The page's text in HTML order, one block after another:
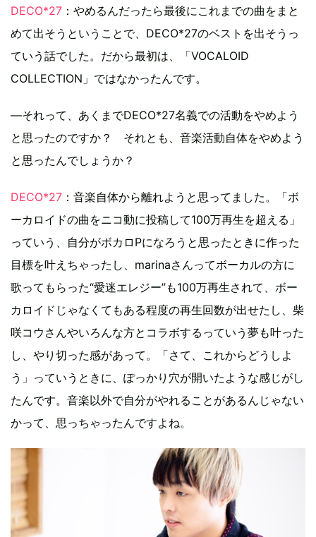
DECO*27 ：やめるんだったら最後にこれまでの曲をまと
めて出そうということで、DECO*27のベストを出そうっ
ていう話でした。だから最初は、「VOCALOID
COLLECTION」ではなかったんです。
―それって、あくまでDECO*27名義での活動をやめよう
と思ったのですか？ それとも、音楽活動自体をやめよう
と思ったんでしょうか？
DECO*27 ：音楽自体から離れようと思ってました。「ボ
ーカロイドの曲をニコ動に投稿して100万再生を超える」
っていう、自分がボカロPになろうと思ったときに作った
目標を叶えちゃったし、marinaさんってボーカルの方に
歌ってもらった“愛迷エレジー”も100万再生されて、ボー
カロイドじゃなくてもある程度の再生回数が出せたし、柴
咲コウさんやいろんな方とコラボするっていう夢も叶った
し、やり切った感があって。「さて、これからどうしよ
う」っていうときに、ぽっかり穴が開いたような感じがし
たんです。音楽以外で自分がやれることがあるんじゃない
かって、思っちゃったんですよね。